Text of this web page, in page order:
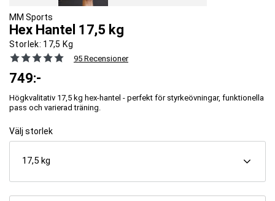
MM Sports
Hex Hantel 17,5 kg
Storlek: 17,5 Kg
95 Recensioner
749:-
Högkvalitativ 17,5 kg hex-hantel - perfekt för styrkeövningar, funktionella
pass och varierad träning.
Välj storlek
17,5 kg